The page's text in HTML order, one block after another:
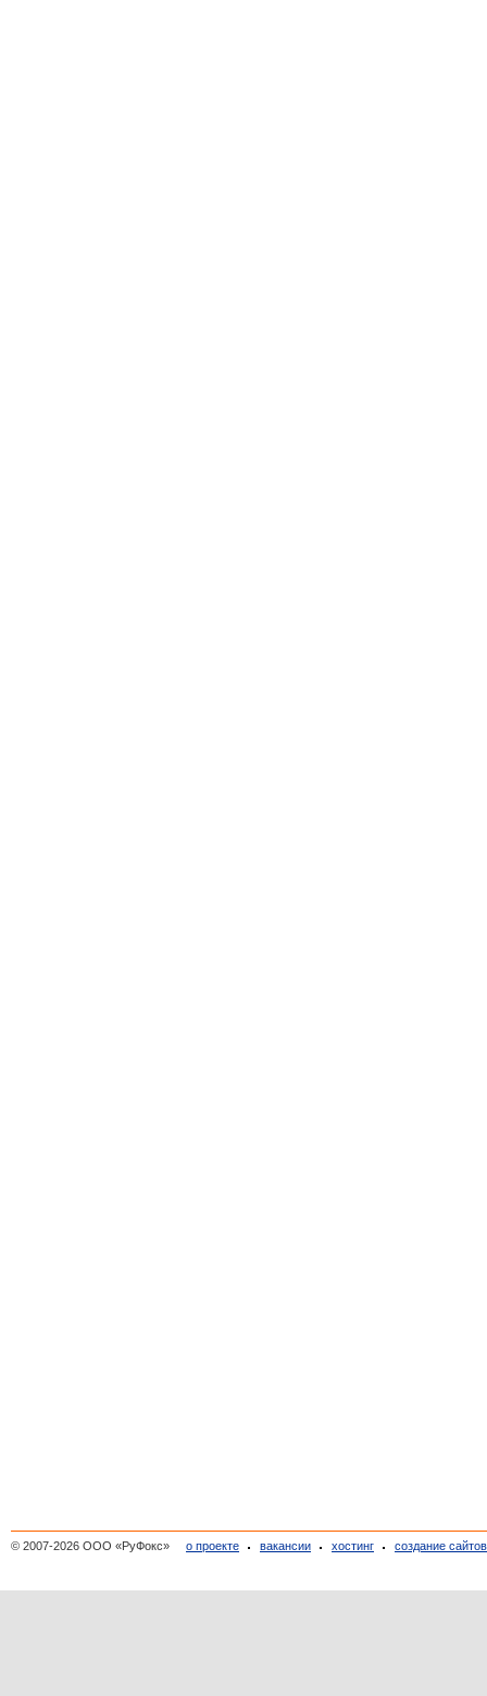
© 2007-2026 ООО «РуФокс» о проекте вакансии хостинг создание сайтов